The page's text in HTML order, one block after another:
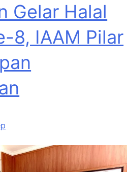
Gelar Halal
8, IAAM Pilar